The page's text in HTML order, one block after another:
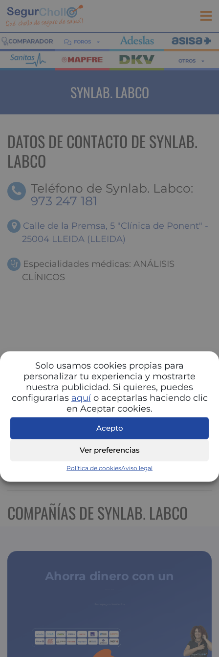
Solo usamos cookies propias para
personalizar tu experiencia y mostrarte
nuestra publicidad. Si quieres, puedes
configurarlas aquío aceptarlas haciendo clic
en Aceptar cookies.
Acepto
Ver preferencias
Política de cookiesAviso legal
FOROS
OTROS
SYNLAB. LABCO
DATOS DE CONTACTO DE SYNLAB.
LABCO
Teléfono de Synlab. Labco:
973 247 181
Calle de la Premsa, 5 "Clínica de Ponent" -
25004 LLEIDA (LLEIDA)
Especialidades médicas: ANÁLISIS
CLÍNICOS
COMPAÑÍAS DE SYNLAB. LABCO
Ahorra dinero con un